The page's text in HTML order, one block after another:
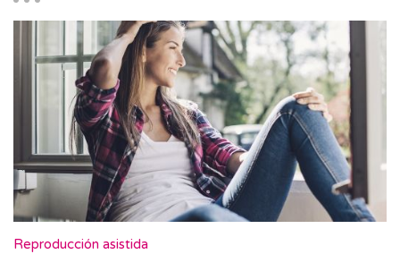
Reproducción asistida